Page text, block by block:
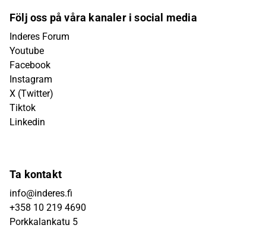
Följ oss på våra kanaler i social media
Inderes Forum
Youtube
Facebook
Instagram
X (Twitter)
Tiktok
Linkedin
Ta kontakt
info@inderes.fi
+358 10 219 4690
Porkkalankatu 5